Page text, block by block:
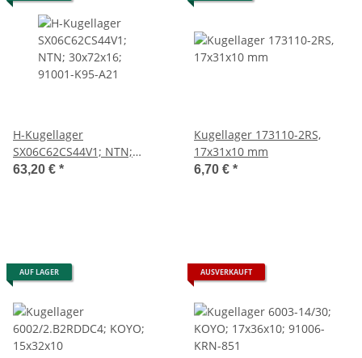
H-Kugellager
SX06C62CS44V1; NTN;
30x72x16; 91001-K95-A21
63,20 € *
Kugellager 173110-2RS,
17x31x10 mm
6,70 € *
AUF LAGER AUSVERKAUFT